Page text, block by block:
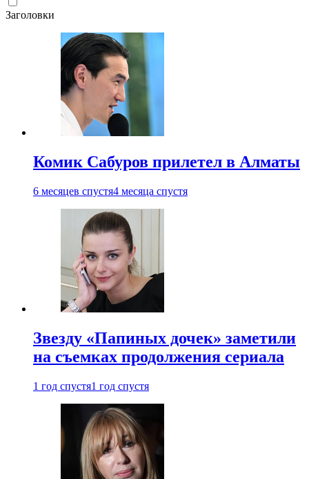
Заголовки
Комик Сабуров прилетел в Алматы
6 месяцев спустя4 месяца спустя
Звезду «Папиных дочек» заметили
на съемках продолжения сериала
1 год спустя1 год спустя